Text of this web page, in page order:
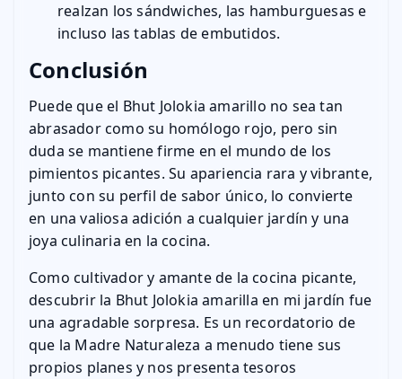
realzan los sándwiches, las hamburguesas e
incluso las tablas de embutidos.
Conclusión
Puede que el Bhut Jolokia amarillo no sea tan
abrasador como su homólogo rojo, pero sin
duda se mantiene firme en el mundo de los
pimientos picantes. Su apariencia rara y vibrante,
junto con su perfil de sabor único, lo convierte
en una valiosa adición a cualquier jardín y una
joya culinaria en la cocina.
Como cultivador y amante de la cocina picante,
descubrir la Bhut Jolokia amarilla en mi jardín fue
una agradable sorpresa. Es un recordatorio de
que la Madre Naturaleza a menudo tiene sus
propios planes y nos presenta tesoros